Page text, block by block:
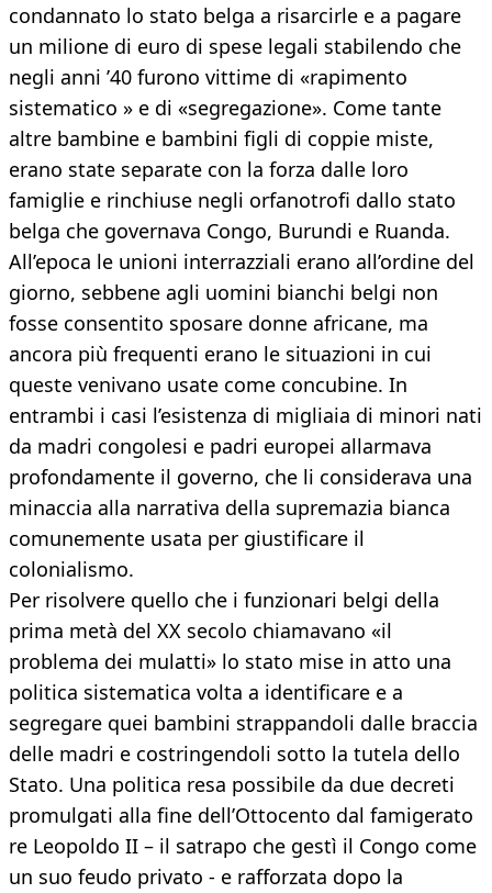
condannato lo stato belga a risarcirle e a pagare
un milione di euro di spese legali stabilendo che
negli anni ’40 furono vittime di «rapimento
sistematico » e di «segregazione». Come tante
altre bambine e bambini figli di coppie miste,
erano state separate con la forza dalle loro
famiglie e rinchiuse negli orfanotrofi dallo stato
belga che governava Congo, Burundi e Ruanda.
All’epoca le unioni interrazziali erano all’ordine del
giorno, sebbene agli uomini bianchi belgi non
fosse consentito sposare donne africane, ma
ancora più frequenti erano le situazioni in cui
queste venivano usate come concubine. In
entrambi i casi l’esistenza di migliaia di minori nati
da madri congolesi e padri europei allarmava
profondamente il governo, che li considerava una
minaccia alla narrativa della supremazia bianca
comunemente usata per giustificare il
colonialismo.
Per risolvere quello che i funzionari belgi della
prima metà del XX secolo chiamavano «il
problema dei mulatti» lo stato mise in atto una
politica sistematica volta a identificare e a
segregare quei bambini strappandoli dalle braccia
delle madri e costringendoli sotto la tutela dello
Stato. Una politica resa possibile da due decreti
promulgati alla fine dell’Ottocento dal famigerato
re Leopoldo II – il satrapo che gestì il Congo come
un suo feudo privato - e rafforzata dopo la